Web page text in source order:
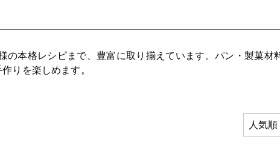
本格レシピまで、豊富に取り揃えています。パン・製菓材
りを楽しめます。